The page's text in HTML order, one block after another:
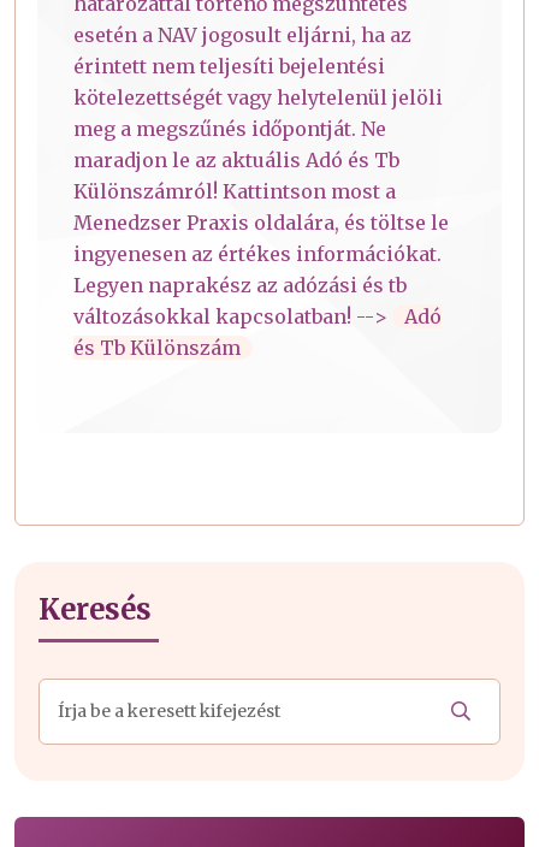
esetén a NAV jogosult eljárni, ha az
érintett nem teljesíti bejelentési
kötelezettségét vagy helytelenül jelöli
meg a megszűnés időpontját. Ne
maradjon le az aktuális Adó és Tb
Különszámról! Kattintson most a
Menedzser Praxis oldalára, és töltse le
ingyenesen az értékes információkat.
Legyen naprakész az adózási és tb
változásokkal kapcsolatban! -->
Adó
és Tb Különszám
Keresés